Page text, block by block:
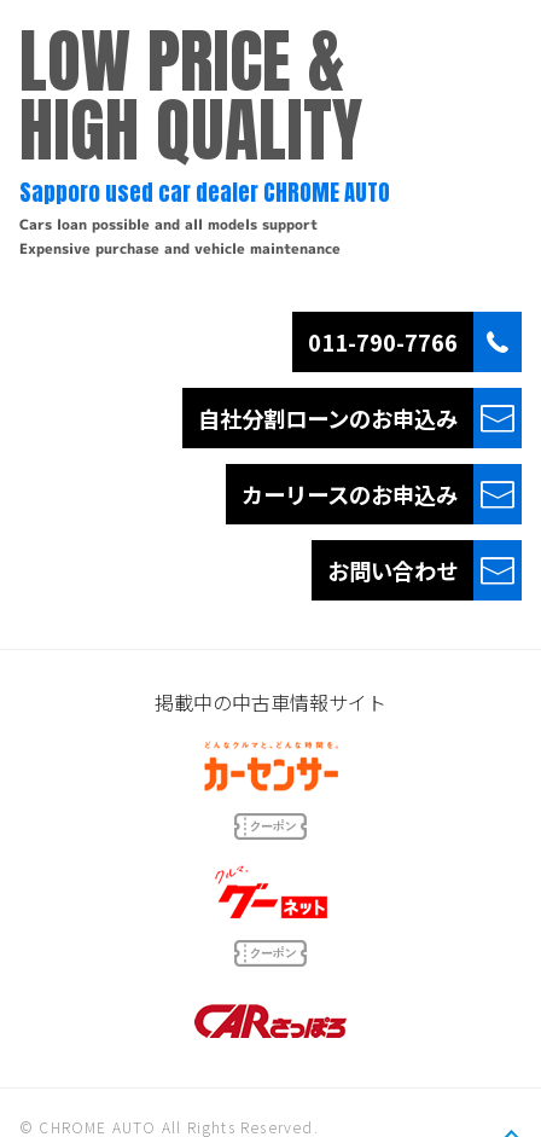
LOW PRICE &
HIGH QUALITY
Sapporo used car dealer CHROME AUTO
Cars loan possible and all models support
Expensive purchase and vehicle maintenance
011-790-7766
自社分割ローンのお申込み
カーリースのお申込み
お問い合わせ
掲載中の中古車情報サイト
© CHROME AUTO All Rights Reserved.